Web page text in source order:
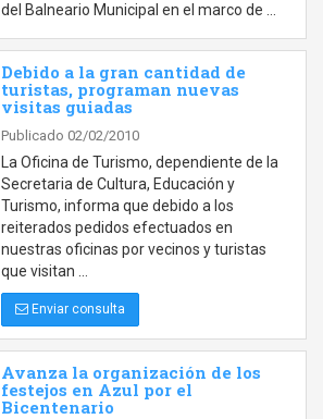
del Balneario Municipal en el marco de …
Debido a la gran cantidad de
turistas, programan nuevas
visitas guiadas
Publicado 02/02/2010
La Oficina de Turismo, dependiente de la
Secretaria de Cultura, Educación y
Turismo, informa que debido a los
reiterados pedidos efectuados en
nuestras oficinas por vecinos y turistas
que visitan …
Enviar consulta
Avanza la organización de los
festejos en Azul por el
Bicentenario